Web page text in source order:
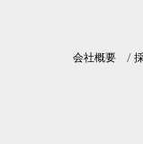
会社概要